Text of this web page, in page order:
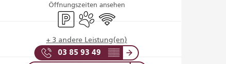
Öffnungszeiten ansehen
ParkplatzTiere erlaubt
Wi-Fi
+ 3 andere Leistung(en)
03 85 93 49 ▒▒